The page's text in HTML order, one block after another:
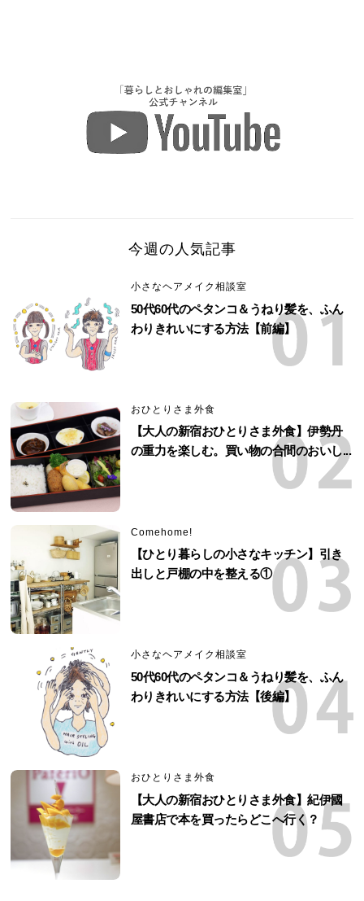
今週の人気記事
小さなヘアメイク相談室
50代60代のペタンコ＆うねり髪を、ふん
わりきれいにする方法【前編】
おひとりさま外食
【大人の新宿おひとりさま外食】伊勢丹
の重力を楽しむ。買い物の合間のおいし...
Comehome!
【ひとり暮らしの小さなキッチン】引き
出しと戸棚の中を整える①
小さなヘアメイク相談室
50代60代のペタンコ＆うねり髪を、ふん
わりきれいにする方法【後編】
おひとりさま外食
【大人の新宿おひとりさま外食】紀伊國
屋書店で本を買ったらどこへ行く？